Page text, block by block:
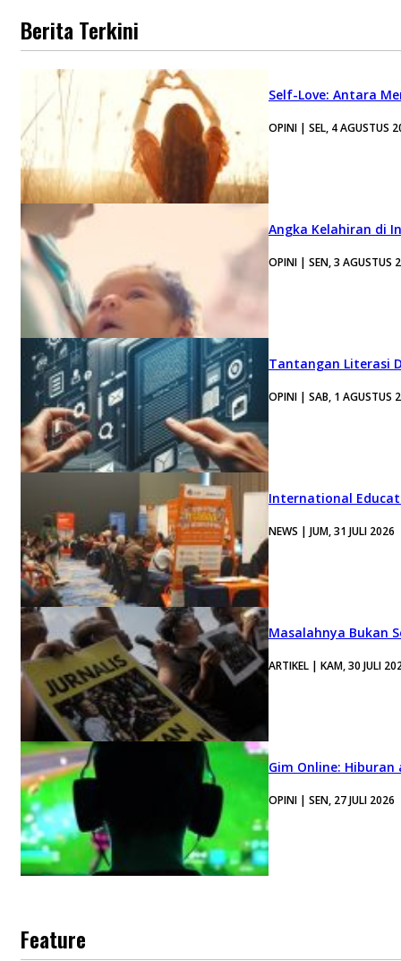
Berita Terkini
Self-Love: Antara
OPINI | SEL, 4 AGUSTUS
Angka Kelahiran di
OPINI | SEN, 3 AGUSTUS
Tantangan Literasi
OPINI | SAB, 1 AGUSTUS
International
NEWS | JUM, 31 JULI 2026
Masalahnya Bukan
ARTIKEL | KAM, 30 JULI
Gim Online:
OPINI | SEN, 27 JULI 2026
Feature